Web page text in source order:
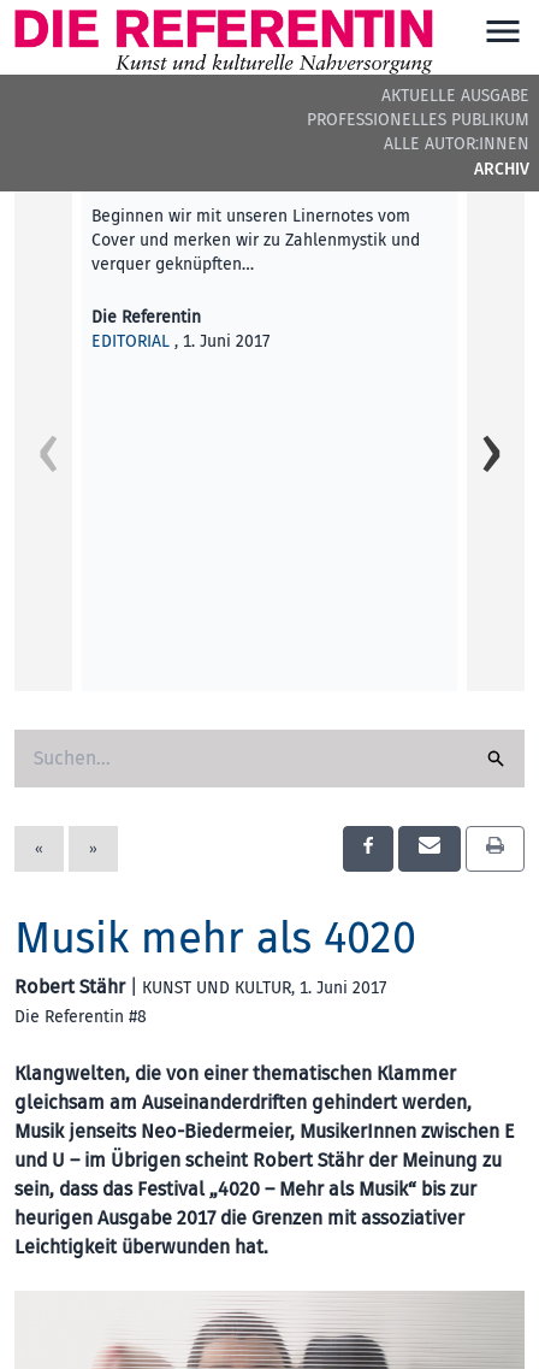
AKTUELLE AUSGABE
PROFESSIONELLES PUBLIKUM
ALLE AUTOR:INNEN
ARCHIV
DIE REFERENTIN #8 - BEITRÄGE DER AUSGABE
Beginnen wir mit unseren Linernotes vom
Cover und merken wir zu Zahlenmystik und
verquer geknüpften…
Die Referentin
EDITORIAL , 1. Juni 2017
« »
Musik mehr als 4020
Robert Stähr| KUNST UND KULTUR, 1. Juni 2017
Die Referentin #8
Klangwelten, die von einer thematischen Klammer
gleichsam am Auseinanderdriften gehindert werden,
Musik jenseits Neo-Biedermeier, MusikerInnen zwischen E
und U – im Übrigen scheint Robert Stähr der Meinung zu
sein, dass das Festival „4020 – Mehr als Musik“ bis zur
heurigen Ausgabe 2017 die Grenzen mit assoziativer
Leichtigkeit überwunden hat.